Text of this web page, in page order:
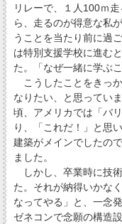
リレーで、１人100ｍ
ら、走るのが得意な私
うことを当たり前に過
は特別支援学校に進む
た。「なぜ一緒に学ぶ
こうしたことをきっ
なりたい、と思ってい
頃、アメリカでは「バ
り、「これだ！」と思
建築がメインでしたの
ました。
しかし、卒業時に技
た。それが納得いかな
なってやる」と、一念
ゼネコンで念願の構造